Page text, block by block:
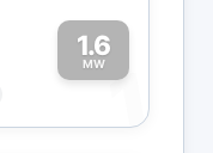
1.6
MW1